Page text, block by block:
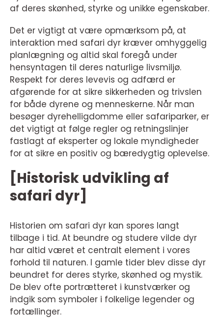
af deres skønhed, styrke og unikke egenskaber.
Det er vigtigt at være opmærksom på, at
interaktion med safari dyr kræver omhyggelig
planlægning og altid skal foregå under
hensyntagen til deres naturlige livsmiljø.
Respekt for deres levevis og adfærd er
afgørende for at sikre sikkerheden og trivslen
for både dyrene og menneskerne. Når man
besøger dyrehelligdomme eller safariparker, er
det vigtigt at følge regler og retningslinjer
fastlagt af eksperter og lokale myndigheder
for at sikre en positiv og bæredygtig oplevelse.
[Historisk udvikling af
safari dyr]
Historien om safari dyr kan spores langt
tilbage i tid. At beundre og studere vilde dyr
har altid været et centralt element i vores
forhold til naturen. I gamle tider blev disse dyr
beundret for deres styrke, skønhed og mystik.
De blev ofte portrætteret i kunstværker og
indgik som symboler i folkelige legender og
fortællinger.